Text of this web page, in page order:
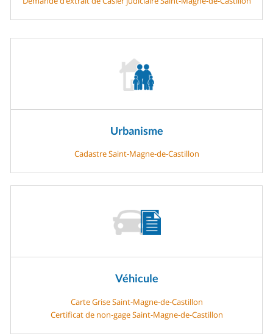
Urbanisme
Cadastre Saint-Magne-de-Castillon
Véhicule
Carte Grise Saint-Magne-de-Castillon
Certificat de non-gage Saint-Magne-de-Castillon